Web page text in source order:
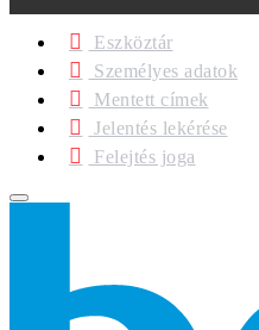
Eszköztár
Személyes adatok
Mentett címek
Jelentés lekérése
Felejtés joga